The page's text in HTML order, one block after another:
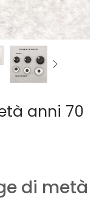
anni 70
di metà